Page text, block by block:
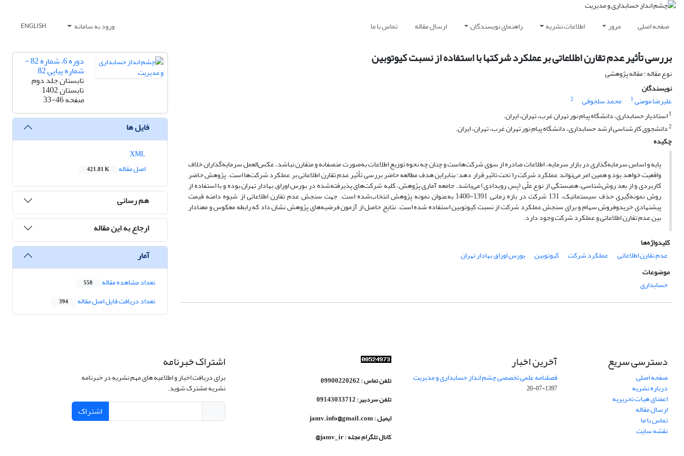
صفحه اصلی مرور اطلاعات نشریه راهنمای نویسندگان ارسال مقاله تماس با ما ورود به سامانه ENGLISH
بررسی تأثیر عدم تقارن اطلاعاتی بر عملکرد شرکتها با استفاده از نسبت کیوتوبین
نوع مقاله : مقاله پژوهشی
نویسندگان
علیرضا مومنی1 محمد سلجوقی
2
1استادیار حسابداری، دانشگاه پیام نور تهران غرب، تهران، ایران.
2دانشجوی کارشناسی ارشد حسابداری، دانشگاه پیام نور تهران غرب، تهران، ایران.
چکیده
پایه و اساس سرمایه‌گذاری در بازار سرمایه، اطلاعات صادره از سوی شرکت‌هاست و چنان چه نحوه توزیع اطلاعات به‌صورت منصفانه و متقارن نباشد، عکس‌العمل سرمایه‌گذاران خلاف
واقعیت خواهد بود و همین امر می‌تواند عملکرد شرکت را تحت تاثیر قرار دهد؛ بنابراین هدف مطالعه حاضر بررسی تأثیر عدم تقارن اطلاعاتی بر عملکرد شرکت‌ها است. پژوهش حاضر
کاربردی و از بعد روش‌شناسی، همبستگی از نوع علّی (پس رویدادی) می‌باشد. جامعه آماری پژوهش، کلیه شرکت‌های پذیرفته‌شده در بورس اوراق بهادار تهران بوده و با استفاده از
روش نمونه‌گیری حذف سیستماتیک، 131 شرکت در بازه زمانی 1391-1400 به‌عنوان نمونه پژوهش انتخاب‌شده است. جهت سنجش عدم تقارن اطلاعاتی از شیوه دامنه قیمت
پیشنهادی خریدوفروش سهام و برای سنجش عملکرد شرکت از نسبت کیوتوبین استفاده شده است. نتایج حاصل از آزمون فرضیه‌های پژوهش نشان داد که رابطه معکوس و معنادار
بین عدم تقارن اطلاعاتی و عملکرد شرکت وجود دارد.
کلیدواژه‌ها
عدم تقارن اطلاعاتی
عملکرد شرکت کیوتوبین
بورس اوراق بهادار تهران
موضوعات
حسابداری
دوره 6، شماره 82 -
شماره پیاپی 82
تابستان جلد دوم
تابستان 1402
صفحه33-46
فایل ها
اصل مقاله
421.81 K
هم رسانی
ارجاع به این مقاله
آمار
تعداد مشاهده مقاله 558
تعداد دریافت فایل اصل مقاله 394
دسترسی سریع
صفحه اصلی
درباره نشریه
اعضای هیات تحریریه
ارسال مقاله
تماس با ما
نقشه سایت
آخرین اخبار
فصلنامه علمی تخصصی چشم انداز حسابداری و مدیریت
1397-07-20
تلفن تماس : 09900220262
تلفن سردبیر: 09143033712
ایمیل : jamv.info@gmail.com
کانال تلگرام مجله : jamv_ir@
اشتراک خبرنامه
برای دریافت اخبار و اطلاعیه های مهم نشریه در خبرنامه
نشریه مشترک شوید.
اشتراک